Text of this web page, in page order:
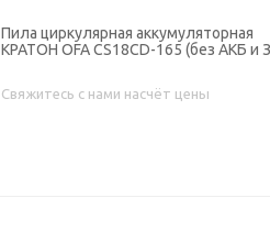
Пила циркулярная аккумуляторная
КРАТОН OFA CS18CD-165 (без АКБ и
Свяжитесь с нами насчёт цены